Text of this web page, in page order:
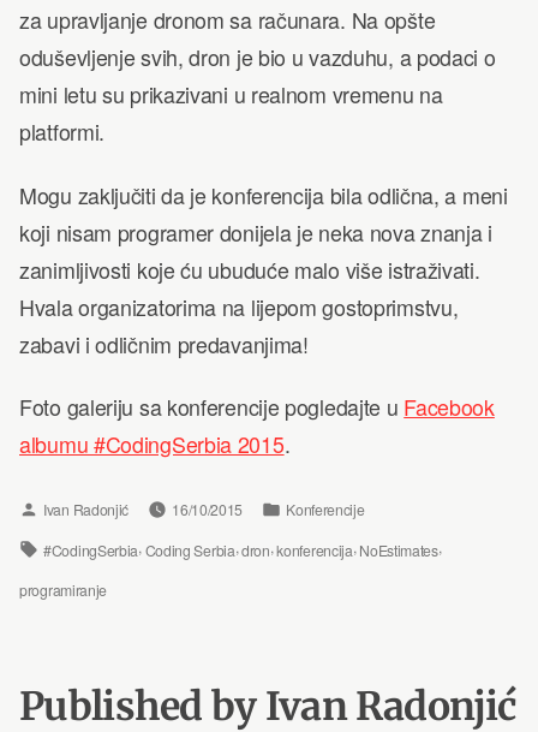
za upravljanje dronom sa računara. Na opšte
oduševljenje svih, dron je bio u vazduhu, a podaci o
mini letu su prikazivani u realnom vremenu na
platformi.
Mogu zaključiti da je konferencija bila odlična, a meni
koji nisam programer donijela je neka nova znanja i
zanimljivosti koje ću ubuduće malo više istraživati.
Hvala organizatorima na lijepom gostoprimstvu,
zabavi i odličnim predavanjima!
Foto galeriju sa konferencije pogledajte u Facebook
albumu #CodingSerbia 2015.
Posted
by
Ivan Radonjić 16/10/2015
Posted
Konferencije
Tags:
#CodingSerbia,Coding Serbia,dron,konferencija,NoEstimates,
programiranje
Published by Ivan Radonjić